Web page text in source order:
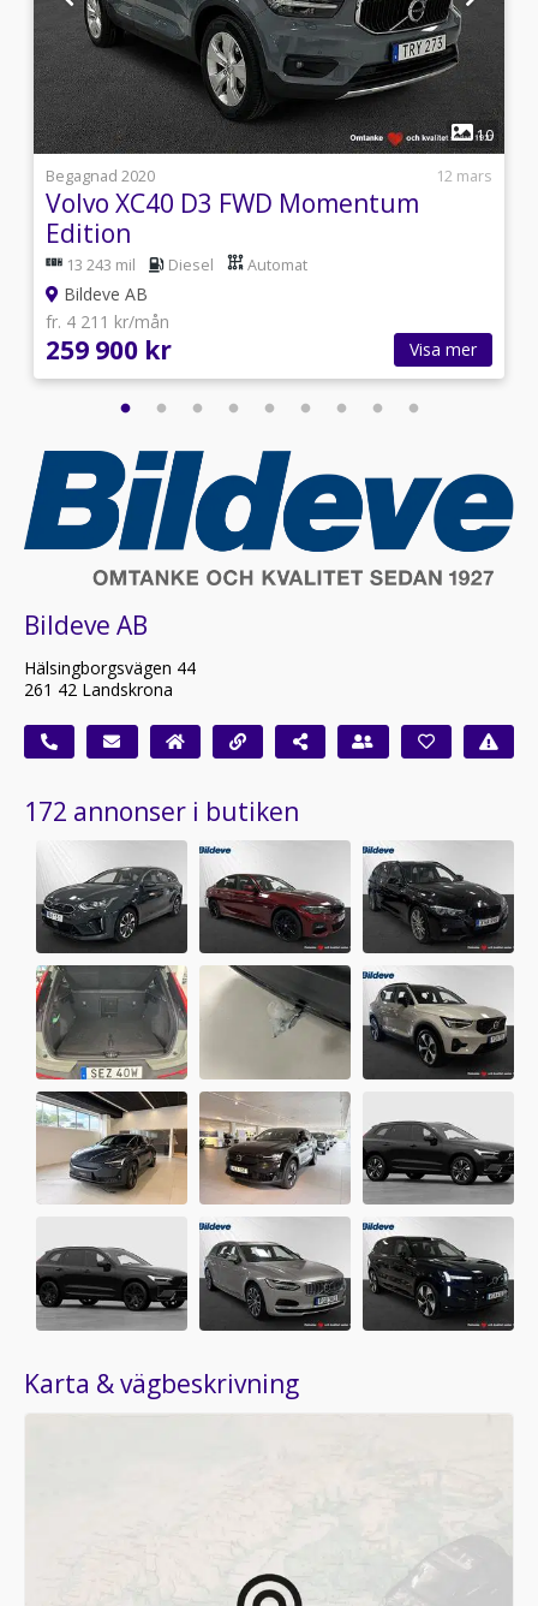
1
10
Begagnad 2020
12 mars
Volvo XC40 D3 FWD Momentum
Edition
13 243 mil Diesel Automat
Bildeve AB
fr. 4 211 kr/mån
259 900 kr Visa mer
Bildeve AB
Hälsingborgsvägen 44
261 42 Landskrona
172 annonser i butiken
Karta & vägbeskrivning